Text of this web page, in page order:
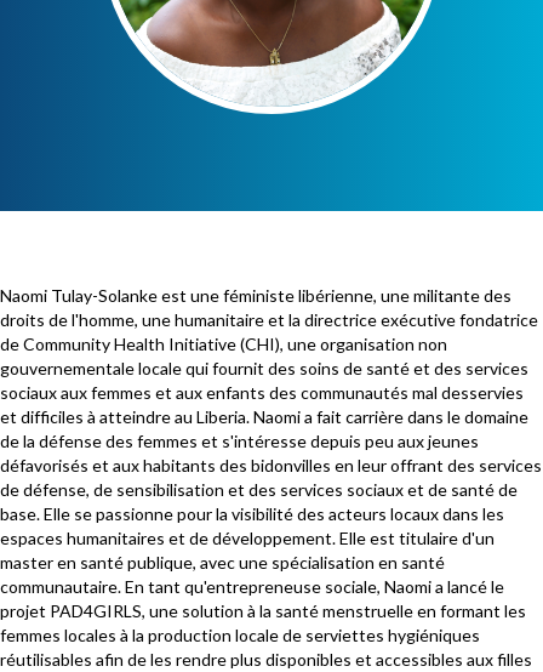
Naomi Tulay-Solanke est une féministe libérienne, une militante des
droits de l'homme, une humanitaire et la directrice exécutive fondatrice
de Community Health Initiative (CHI), une organisation non
gouvernementale locale qui fournit des soins de santé et des services
sociaux aux femmes et aux enfants des communautés mal desservies
et difficiles à atteindre au Liberia. Naomi a fait carrière dans le domaine
de la défense des femmes et s'intéresse depuis peu aux jeunes
défavorisés et aux habitants des bidonvilles en leur offrant des services
de défense, de sensibilisation et des services sociaux et de santé de
base. Elle se passionne pour la visibilité des acteurs locaux dans les
espaces humanitaires et de développement. Elle est titulaire d'un
master en santé publique, avec une spécialisation en santé
communautaire. En tant qu'entrepreneuse sociale, Naomi a lancé le
projet PAD4GIRLS, une solution à la santé menstruelle en formant les
femmes locales à la production locale de serviettes hygiéniques
réutilisables afin de les rendre plus disponibles et accessibles aux filles